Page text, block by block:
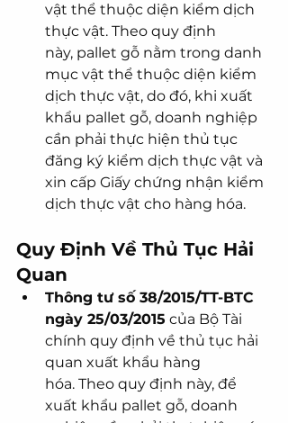
vật thể thuộc diện kiểm dịch
thực vật. Theo quy định
này, pallet gỗ nằm trong danh
mục vật thể thuộc diện kiểm
dịch thực vật, do đó, khi xuất
khẩu pallet gỗ, doanh nghiệp
cần phải thực hiện thủ tục
đăng ký kiểm dịch thực vật và
xin cấp Giấy chứng nhận kiểm
dịch thực vật cho hàng hóa.
Quy Định Về Thủ Tục Hải
Quan
Thông tư số 38/2015/TT-BTC
ngày 25/03/2015 của Bộ Tài
chính quy định về thủ tục hải
quan xuất khẩu hàng
hóa. Theo quy định này, để
xuất khẩu pallet gỗ, doanh